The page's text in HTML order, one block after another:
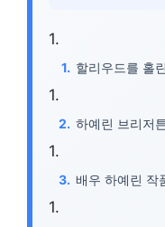
할리우드를 홀
하예린 브리저
배우 하예린 작